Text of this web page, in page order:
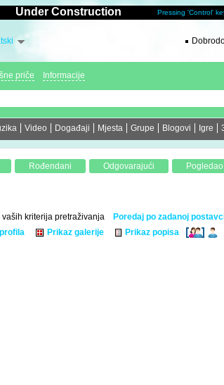
Under Construction Pressing 'Control'
priče Informacije
Video Događaji Mjesta Grupe Blogovi Igre
kriterija pretraživanja Poredaj po zadanoj
Prikaz galerije Prikaz popisa